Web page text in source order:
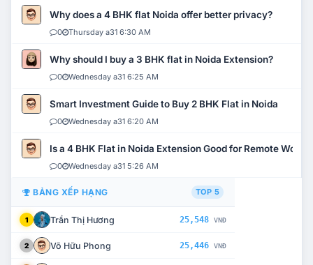
Why does a 4 BHK flat Noida offer better privacy?
0 Thursday a31 6:30 AM
Why should I buy a 3 BHK flat in Noida Extension?
0 Wednesday a31 6:25 AM
Smart Investment Guide to Buy 2 BHK Flat in Noida
0 Wednesday a31 6:20 AM
Is a 4 BHK Flat in Noida Extension Good for Remote Work?
0 Wednesday a31 5:26 AM
BẢNG XẾP HẠNG TOP 5
1 Trần Thị Hương 25,548 VNĐ
2 Võ Hữu Phong 25,446 VNĐ